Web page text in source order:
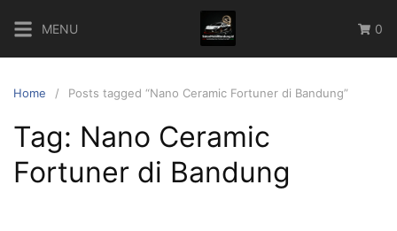
content
MENU 0
Home Posts tagged “Nano Ceramic Fortuner di Bandung”
Tag: Nano Ceramic
Fortuner di Bandung